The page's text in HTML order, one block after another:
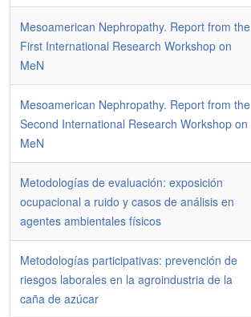
Mesoamerican Nephropathy. Report from the
First International Research Workshop on
MeN
Mesoamerican Nephropathy. Report from the
Second International Research Workshop on
MeN
Metodologías de evaluación: exposición
ocupacional a ruido y casos de análisis en
agentes ambientales físicos
Metodologías participativas: prevención de
riesgos laborales en la agroindustria de la
caña de azúcar